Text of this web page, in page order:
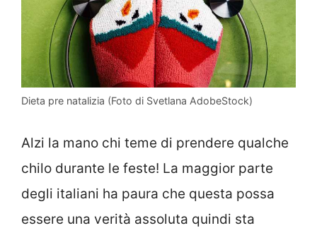
Dieta pre natalizia (Foto di Svetlana AdobeStock)
Alzi la mano chi teme di prendere qualche
chilo durante le feste! La maggior parte
degli italiani ha paura che questa possa
essere una verità assoluta quindi sta